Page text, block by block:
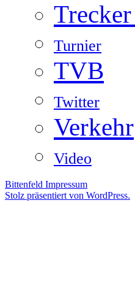
Turnier
TVB
Twitter
Verkehr
Video
Bittenfeld Impressum
Stolz präsentiert von WordPress.